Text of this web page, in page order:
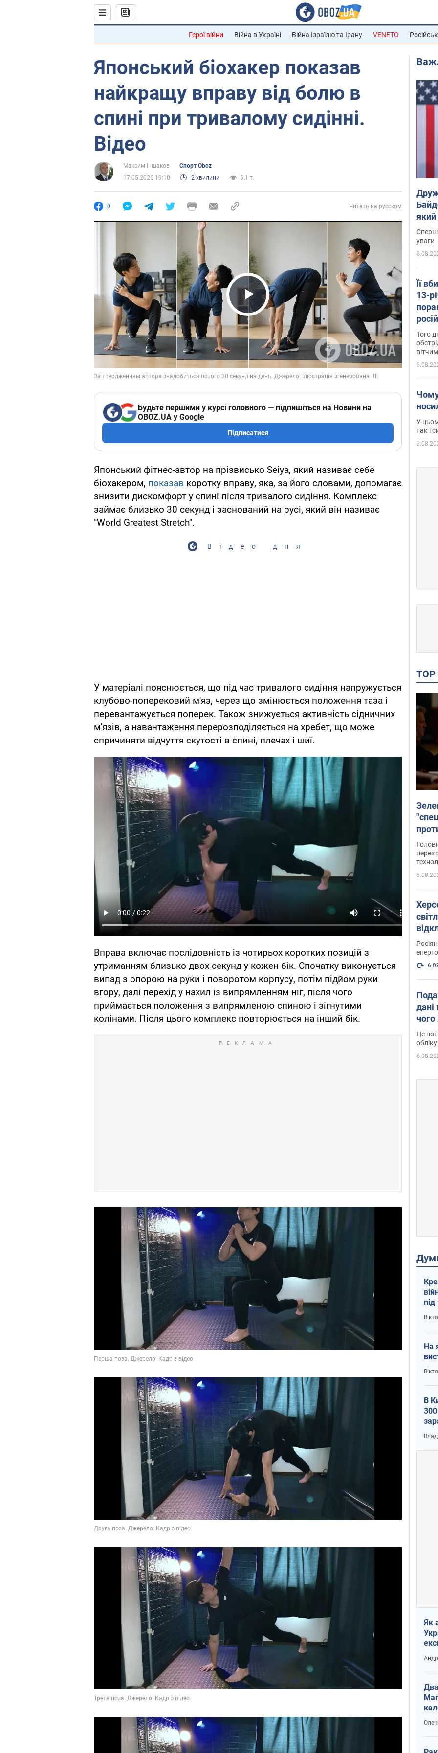
Герої війни Війна в Україні Війна Ізраїлю та Ірану VENETO
Японський біохакер показав
найкращу вправу від болю в
спині при тривалому сидінні.
Відео
Максим Іншаков
Спорт Oboz
17.05.2026 19:10
2 хвилини 9,1 т.
0 Читать на русском
Play Video
Будьте першими у курсі головного — підпишіться на Новини на
OBOZ.UA у Google
Підписатися
Японський фітнес-автор на прізвисько Seiya, який називає себе
біохакером, показав коротку вправу, яка, за його словами, допомагає
знизити дискомфорт у спині після тривалого сидіння. Комплекс
займає близько 30 секунд і заснований на русі, який він називає
"World Greatest Stretch".
Відео дня
У матеріалі пояснюється, що під час тривалого сидіння напружується
клубово-поперековий м'яз, через що змінюється положення таза і
перевантажується поперек. Також знижується активність сідничних
м'язів, а навантаження перерозподіляється на хребет, що може
спричиняти відчуття скутості в спині, плечах і шиї.
Вправа включає послідовність із чотирьох коротких позицій з
утриманням близько двох секунд у кожен бік. Спочатку виконується
випад з опорою на руки і поворотом корпусу, потім підйом руки
вгору, далі перехід у нахил із випрямленням ніг, після чого
приймається положення з випрямленою спиною і зігнутими
колінами. Після цього комплекс повторюється на інший бік.
який
уваги
Її
13-
Того
У
так і
дані
чого
Це
обліку
На
В
Як